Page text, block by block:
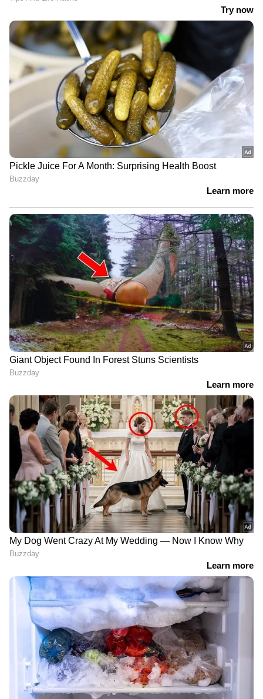
ഒരു പാനിൽ 3-4 സ്കൂപ്പുകൾ വാനില
ഐസ്‌ക്രീം ചേർക്കുക. ബ്രെഡ് ഐസ്‌ക്രീമിൽ
മുക്കി പാനിൽ വയ്ക്കുക. പാനിൽ വെണ്ണ
പുരട്ടുക. ബ്രെഡ് ഐസ്‌ക്രീമിൽ മുക്കി ഇരു
വശങ്ങളും മൊരിച്ചെടുക്കുക. വളരെ അധികം
മൊരിയേണ്ട ആവശ്യമില്ല. ബ്രൗൺ നിറം
ആവുമ്പോൾ മറ്റൊരു പ്ലേറ്റിലേയ്ക്ക് മാറ്റുക.
ശേഷം അതിന്റെ പുറത്ത് ഒരു സ്പൂൺ
ഐസ്ക്രീമും വയ്ക്കാം ഫ്രഞ്ച് ടോസ്റ്റ് തയ്യാർ.
ശരീരഭാരം കുറയ്ക്കാൻ ഡയറ്റിലാണോ?
എങ്കിൽ ഈ ഹെൽത്തി പുട്ട് കഴിച്ചോളൂ